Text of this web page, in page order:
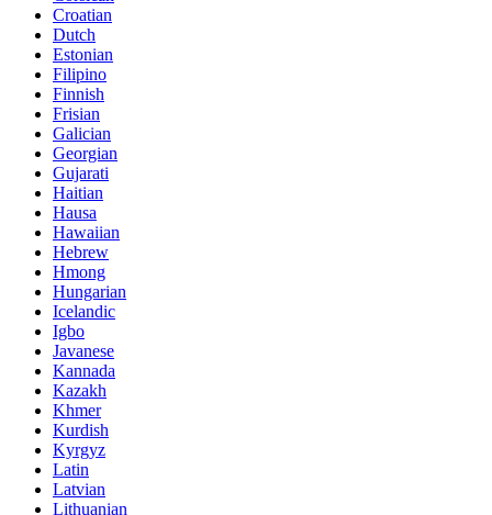
Croatian
Dutch
Estonian
Filipino
Finnish
Frisian
Galician
Georgian
Gujarati
Haitian
Hausa
Hawaiian
Hebrew
Hmong
Hungarian
Icelandic
Igbo
Javanese
Kannada
Kazakh
Khmer
Kurdish
Kyrgyz
Latin
Latvian
Lithuanian